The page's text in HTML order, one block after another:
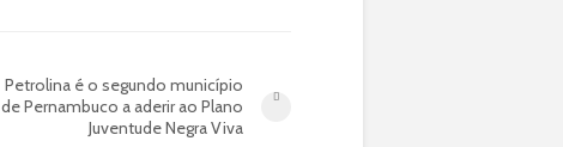
Petrolina é o segundo município
de Pernambuco a aderir ao Plano
Juventude Negra Viva